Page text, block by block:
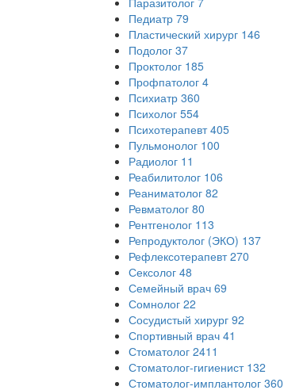
Педиатр 79
Пластический хирург 146
Подолог 37
Проктолог 185
Профпатолог 4
Психиатр 360
Психолог 554
Психотерапевт 405
Пульмонолог 100
Радиолог 11
Реабилитолог 106
Реаниматолог 82
Ревматолог 80
Рентгенолог 113
Репродуктолог (ЭКО) 137
Рефлексотерапевт 270
Сексолог 48
Семейный врач 69
Сомнолог 22
Сосудистый хирург 92
Спортивный врач 41
Стоматолог 2411
Стоматолог-гигиенист 132
Стоматолог-имплантолог 360